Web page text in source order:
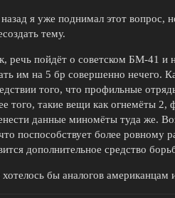
я уже поднимал этот вопрос,
тему.
речь пойдёт о советском БМ-41 и
им на 5 бр совершенно нечего.
того, что профильные
того, такие вещи как огнемёты
данные миномёты туда же.
поспособствует более ровному
дополнительное средство
хотелось бы аналогов американцам